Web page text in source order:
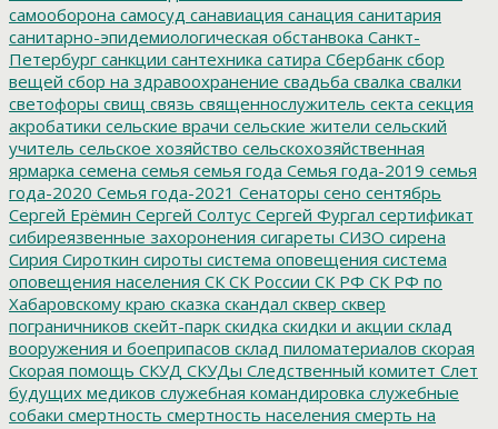
самооборона самосуд санавиация санация санитария
санитарно-эпидемиологическая обстанвока Санкт-
Петербург санкции сантехника сатира Сбербанк сбор
вещей сбор на здравоохранение свадьба свалка свалки
светофоры свищ связь священнослужитель секта секция
акробатики сельские врачи сельские жители сельский
учитель сельское хозяйство сельскохозяйственная
ярмарка семена семья семья года Семья года-2019 семья
года-2020 Семья года-2021 Сенаторы сено сентябрь
Сергей Ерёмин Сергей Солтус Сергей Фургал сертификат
сибиреязвенные захоронения сигареты СИЗО сирена
Сирия Сироткин сироты система оповещения система
оповещения населения СК СК России СК РФ СК РФ по
Хабаровскому краю сказка скандал сквер сквер
пограничников скейт-парк скидка скидки и акции склад
вооружения и боеприпасов склад пиломатериалов скорая
Скорая помощь СКУД СКУДы Следственный комитет Слет
будущих медиков служебная командировка служебные
собаки смертность смертность населения смерть на